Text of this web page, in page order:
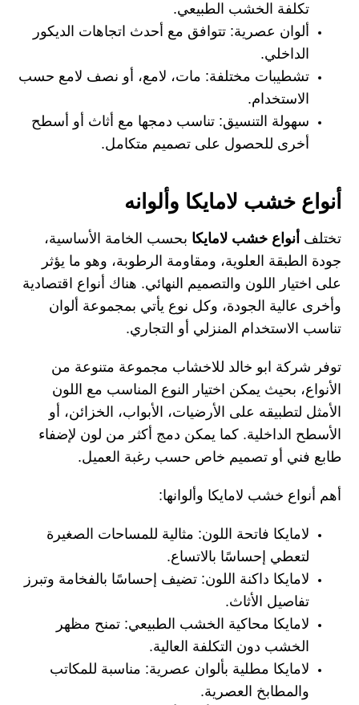
تكلفة الخشب الطبيعي.
ألوان عصرية: تتوافق مع أحدث اتجاهات الديكور
الداخلي.
تشطيبات مختلفة: مات، لامع، أو نصف لامع حسب
الاستخدام.
سهولة التنسيق: تناسب دمجها مع أثاث أو أسطح
أخرى للحصول على تصميم متكامل.
أنواع خشب لامايكا وألوانه
تختلف أنواع خشب لامايكا بحسب الخامة الأساسية،
جودة الطبقة العلوية، ومقاومة الرطوبة، وهو ما يؤثر
على اختيار اللون والتصميم النهائي. هناك أنواع اقتصادية
وأخرى عالية الجودة، وكل نوع يأتي بمجموعة ألوان
تناسب الاستخدام المنزلي أو التجاري.
توفر شركة ابو خالد للاخشاب مجموعة متنوعة من
الأنواع، بحيث يمكن اختيار النوع المناسب مع اللون
الأمثل لتطبيقه على الأرضيات، الأبواب، الخزائن، أو
الأسطح الداخلية. كما يمكن دمج أكثر من لون لإضفاء
طابع فني أو تصميم خاص حسب رغبة العميل.
أهم أنواع خشب لامايكا وألوانها:
لامايكا فاتحة اللون: مثالية للمساحات الصغيرة
لتعطي إحساسًا بالاتساع.
لامايكا داكنة اللون: تضيف إحساسًا بالفخامة وتبرز
تفاصيل الأثاث.
لامايكا محاكية الخشب الطبيعي: تمنح مظهر
الخشب دون التكلفة العالية.
لامايكا مطلية بألوان عصرية: مناسبة للمكاتب
والمطابخ العصرية.